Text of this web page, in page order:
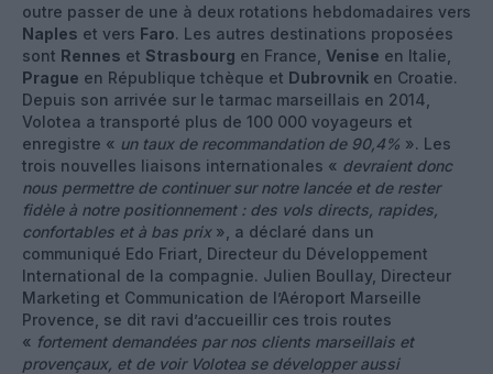
outre passer de une à deux rotations hebdomadaires vers
Naples et vers Faro. Les autres destinations proposées
sont Rennes et Strasbourg en France, Venise en Italie,
Prague en République tchèque et Dubrovnik en Croatie.
Depuis son arrivée sur le tarmac marseillais en 2014,
Volotea a transporté plus de 100 000 voyageurs et
enregistre « un taux de recommandation de 90,4% ». Les
trois nouvelles liaisons internationales « devraient donc
nous permettre de continuer sur notre lancée et de rester
fidèle à notre positionnement : des vols directs, rapides,
confortables et à bas prix», a déclaré dans un
communiqué Edo Friart, Directeur du Développement
International de la compagnie. Julien Boullay, Directeur
Marketing et Communication de l’Aéroport Marseille
Provence, se dit ravi d’accueillir ces trois routes
« fortement demandées par nos clients marseillais et
provençaux, et de voir Volotea se développer aussi